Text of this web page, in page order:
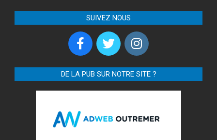
SUIVEZ NOUS
DE LA PUB SUR NOTRE SITE ?